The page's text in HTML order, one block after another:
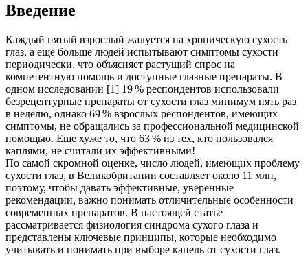
Введение
Каждый пятый взрослый жалуется на хроническую сухость
глаз, а еще больше людей испытывают симптомы сухости
периодически, что объясняет растущий спрос на
компетентную помощь и доступные глазные препараты. В
одном исследовании [1] 19 % респондентов использовали
безрецептурные препараты от сухости глаз минимум пять раз
в неделю, однако 69 % взрослых респондентов, имеющих
симптомы, не обращались за профессиональной медицинской
помощью. Еще хуже то, что 63 % из тех, кто пользовался
каплями, не считали их эффективными!
По самой скромной оценке, число людей, имеющих проблему
сухости глаз, в Великобритании составляет около 11 млн,
поэтому, чтобы давать эффективные, уверенные
рекомендации, важно понимать отличительные особенности
современных препаратов. В настоящей статье
рассматривается физиология синдрома сухого глаза и
представлены ключевые принципы, которые необходимо
учитывать и понимать при выборе капель от сухости глаз.